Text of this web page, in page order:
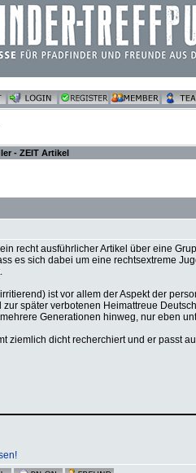
- ZEIT Artikel
recht ausführlicher Artikel über eine
es sich dabei um eine rechtsextreme
ist vor allem der Aspekt der
später verbotenen Heimattreue
Generationen hinweg, nur eben
ziemlich dicht recherchiert und er passt